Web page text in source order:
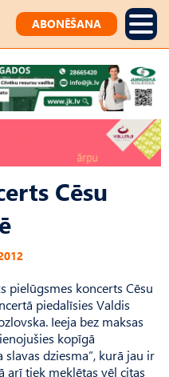
ABONĒŠANA
Cēsu
pielūgsmes koncerts Cēsu
piedalīsies Valdis
Ieeja bez maksas
kopīgā
dziesma”, kurā jau ir
arī tiek meklētas vēl citas